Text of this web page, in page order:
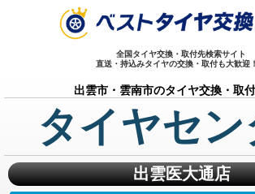
全国タイヤ交換・取付先検索サイト
直送・持込みタイヤの交換・取付も大歓迎
出雲市・雲南市のタイヤ交換・取
タイヤセン
出雲医大通店